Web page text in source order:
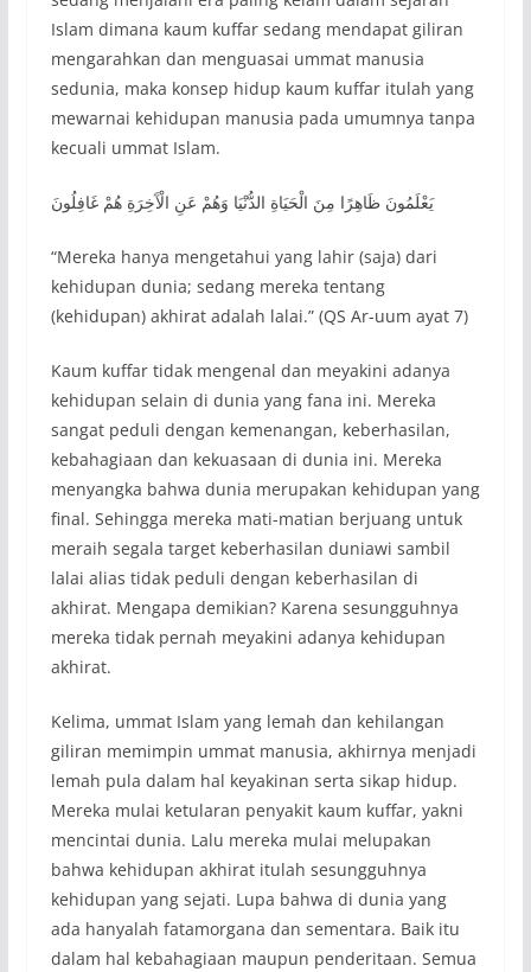
Islam dimana kaum kuffar sedang mendapat giliran
mengarahkan dan menguasai ummat manusia
sedunia, maka konsep hidup kaum kuffar itulah yang
mewarnai kehidupan manusia pada umumnya tanpa
kecuali ummat Islam.
يَعْلَمُونَ ظَاهِرًا مِنَ الْحَيَاةِ الدُّنْيَا وَهُمْ عَنِ الْآَخِرَةِ هُمْ غَافِلُونَ
“Mereka hanya mengetahui yang lahir (saja) dari
kehidupan dunia; sedang mereka tentang
(kehidupan) akhirat adalah lalai.” (QS Ar-uum ayat 7)
Kaum kuffar tidak mengenal dan meyakini adanya
kehidupan selain di dunia yang fana ini. Mereka
sangat peduli dengan kemenangan, keberhasilan,
kebahagiaan dan kekuasaan di dunia ini. Mereka
menyangka bahwa dunia merupakan kehidupan yang
final. Sehingga mereka mati-matian berjuang untuk
meraih segala target keberhasilan duniawi sambil
lalai alias tidak peduli dengan keberhasilan di
akhirat. Mengapa demikian? Karena sesungguhnya
mereka tidak pernah meyakini adanya kehidupan
akhirat.
Kelima, ummat Islam yang lemah dan kehilangan
giliran memimpin ummat manusia, akhirnya menjadi
lemah pula dalam hal keyakinan serta sikap hidup.
Mereka mulai ketularan penyakit kaum kuffar, yakni
mencintai dunia. Lalu mereka mulai melupakan
bahwa kehidupan akhirat itulah sesungguhnya
kehidupan yang sejati. Lupa bahwa di dunia yang
ada hanyalah fatamorgana dan sementara. Baik itu
dalam hal kebahagiaan maupun penderitaan. Semua